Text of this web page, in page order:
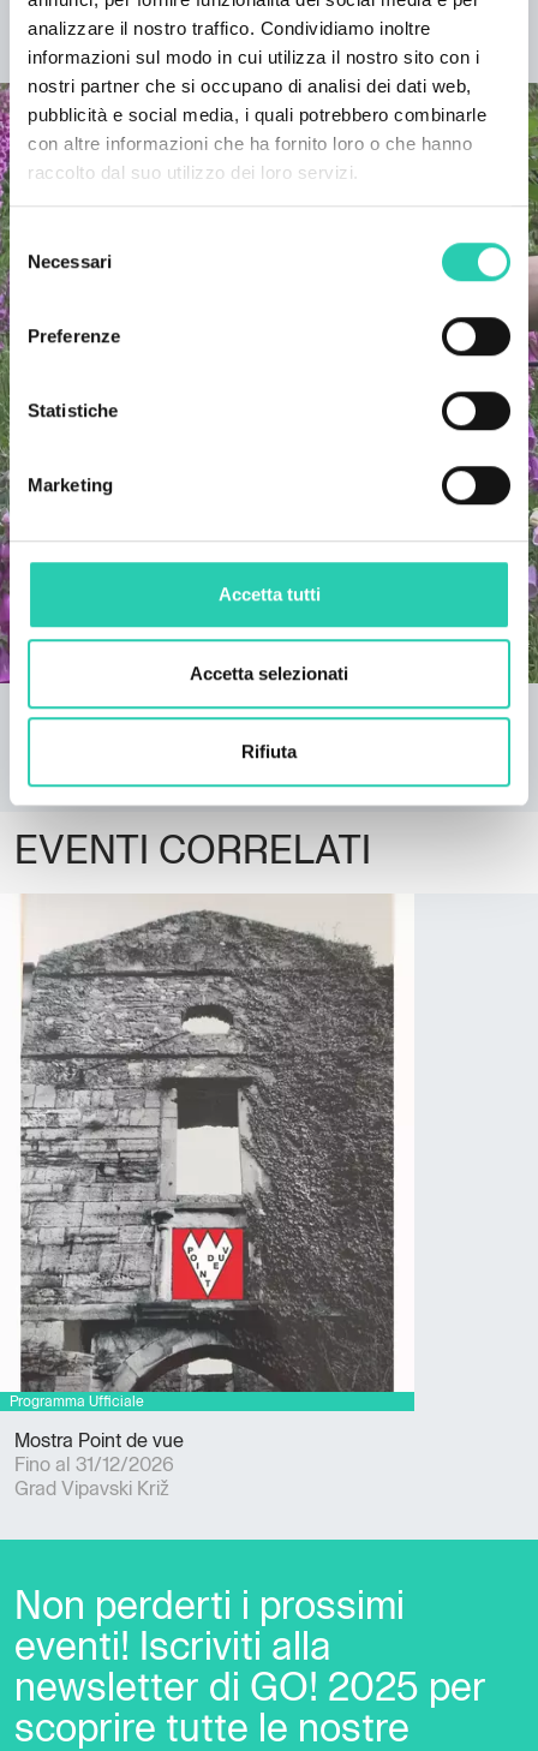
analizzare il nostro traffico. Condividiamo inoltre
informazioni sul modo in cui utilizza il nostro sito con i
nostri partner che si occupano di analisi dei dati web,
pubblicità e social media, i quali potrebbero combinarle
con altre informazioni che ha fornito loro o che hanno
raccolto dal suo utilizzo dei loro servizi.
Selezione
del
consenso
Necessari
Preferenze
Statistiche
Marketing
Accetta tutti
Accetta selezionati
Rifiuta
SCOPRI IL PROGETTO
The Other Radio
forma di collegamento delle minoranze.
EVENTI CORRELATI
Mostra Point de vue
Fino al 31/12/2026
Grad Vipavski Križ
Non perderti i prossimi
eventi! Iscriviti alla
newsletter di GO! 2025 per
scoprire tutte le nostre